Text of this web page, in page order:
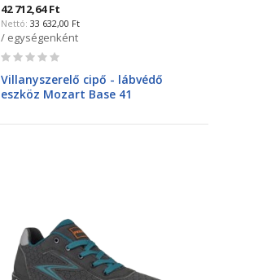
42 712,64 Ft
33 632,00 Ft
/ egységenként
Rating:
Villanyszerelő cipő - lábvédő
eszköz Mozart Base 41